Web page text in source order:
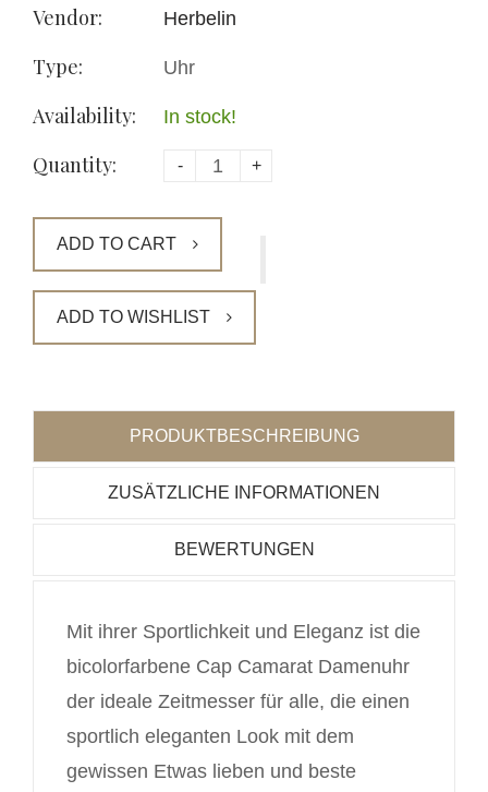
Vendor: Herbelin
Type: Uhr
Availability: In stock!
Quantity: - +
ADD TO CART
ADD TO WISHLIST
PRODUKTBESCHREIBUNG
ZUSÄTZLICHE INFORMATIONEN
BEWERTUNGEN
Mit ihrer Sportlichkeit und Eleganz ist die
bicolorfarbene Cap Camarat Damenuhr
der ideale Zeitmesser für alle, die einen
sportlich eleganten Look mit dem
gewissen Etwas lieben und beste